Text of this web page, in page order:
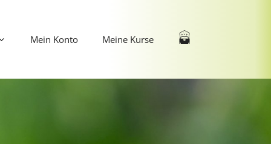
Mein Konto Meine Kurse